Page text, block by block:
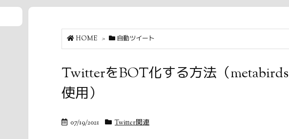
HOME > 自動ツイート
TwitterをBOT化する方法（metabirds
使用）
07/19/2021 Twitter関連